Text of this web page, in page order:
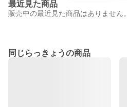
最近見た商品
販売中の最近見た商品はありません。
同じらっきょうの商品